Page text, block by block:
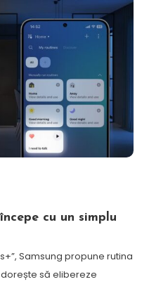
cu un simplu
Samsung propune rutina
dorește să elibereze